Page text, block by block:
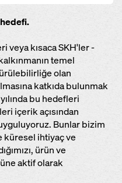
veya kısaca SKH'ler -
temel
olan
katkıda bulunmak
bu hedefleri
içerik açısından
Bunlar bizim
küresel ihtiyaç ve
ürün ve
aktif olarak